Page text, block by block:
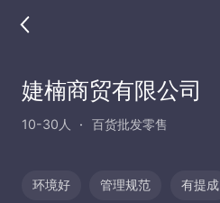
婕楠商贸有限公司
10-30人 百货批发零售
环境好 管理规范 有提成